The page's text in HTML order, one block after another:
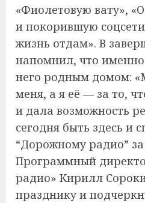
«Фиолетовую вату»,
и покорившую
жизнь отдам». В
напомнил, что
него родным домом:
меня, а я её — за то,
и дала возможность
сегодня быть здесь и
“Дорожному радио”
Программный
радио» Кирилл
празднику и